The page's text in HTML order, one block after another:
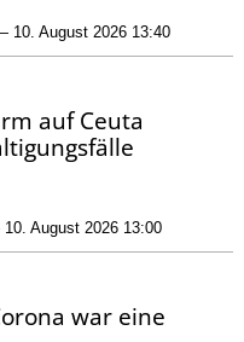
10. August 2026 13:40
auf Ceuta
August 2026 13:00
war eine